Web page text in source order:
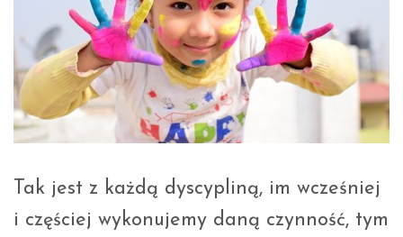
Tak jest z każdą dyscypliną, im wcześniej
i częściej wykonujemy daną czynność, tym